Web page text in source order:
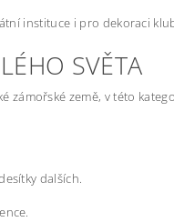
instituce i pro dekoraci
SVĚTA
zámořské země, v této
dalších.